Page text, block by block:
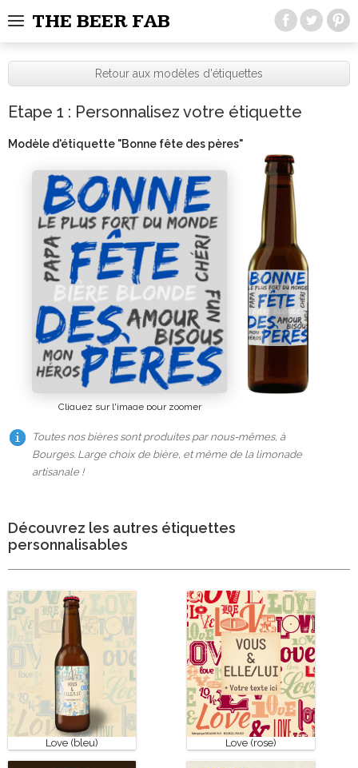
THE BEER FAB
Retour aux modèles d'étiquettes
Etape 1 : Personnalisez votre étiquette
Modèle d'étiquette "Bonne fête des pères"
Cliquez sur l'image pour zoomer
Toutes nos bières sont produites par nous-mêmes, à
Bourges. Large choix de bière, et même de la limonade
artisanale !
Découvrez les autres étiquettes
personnalisables
Love (bleu) Love (rose)